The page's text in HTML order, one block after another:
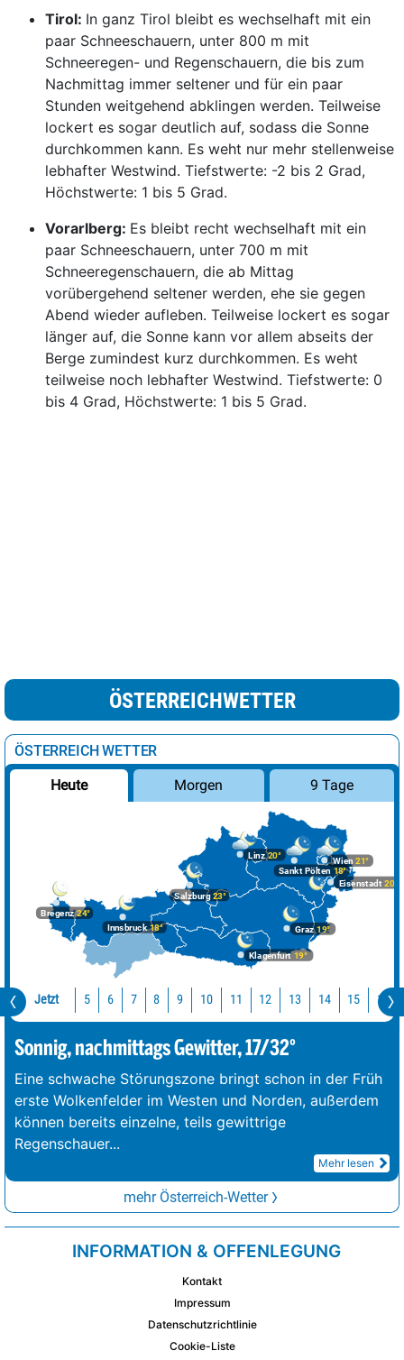
Tirol: In ganz Tirol bleibt es wechselhaft mit ein
paar Schneeschauern, unter 800 m mit
Schneeregen- und Regenschauern, die bis zum
Nachmittag immer seltener und für ein paar
Stunden weitgehend abklingen werden. Teilweise
lockert es sogar deutlich auf, sodass die Sonne
durchkommen kann. Es weht nur mehr stellenweise
lebhafter Westwind. Tiefstwerte: -2 bis 2 Grad,
Höchstwerte: 1 bis 5 Grad.
Vorarlberg: Es bleibt recht wechselhaft mit ein
paar Schneeschauern, unter 700 m mit
Schneeregenschauern, die ab Mittag
vorübergehend seltener werden, ehe sie gegen
Abend wieder aufleben. Teilweise lockert es sogar
länger auf, die Sonne kann vor allem abseits der
Berge zumindest kurz durchkommen. Es weht
teilweise noch lebhafter Westwind. Tiefstwerte: 0
bis 4 Grad, Höchstwerte: 1 bis 5 Grad.
ÖSTERREICHWETTER
ÖSTERREICH WETTER
Heute Morgen 9 Tage
Bregenz24°
Graz19°
Innsbruck18°
Klagenfurt 19°
Linz20°
Salzburg23°
Wien 21°
Eisenstadt 20°
Sankt Pölten 18°
Jetzt 5 6 7 8 9 10 11 12 13 14 15 16
Sonnig, nachmittags Gewitter, 17/32°
Eine schwache Störungszone bringt schon in der Früh
erste Wolkenfelder im Westen und Norden, außerdem
können bereits einzelne, teils gewittrige
Regenschauer...
Mehr lesen
mehr Österreich-Wetter
INFORMATION & OFFENLEGUNG
Kontakt
Impressum
Datenschutzrichtlinie
Cookie-Liste